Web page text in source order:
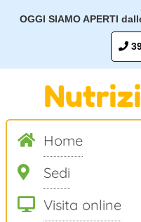
OGGI SIAMO APERTI
Home
Sedi
Visita online